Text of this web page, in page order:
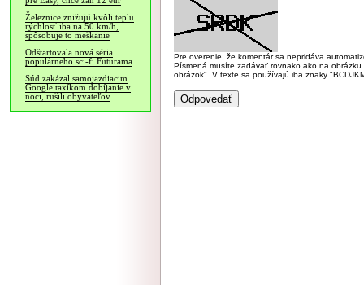
Železnice znižujú kvôli teplu
rýchlosť iba na 50 km/h,
spôsobuje to meškanie
Odštartovala nová séria
populárneho sci-fi Futurama
Súd zakázal samojazdiacim
Google taxíkom dobíjanie v
noci, rušili obyvateľov
Pre overenie, že komentár sa nepridáva
Písmená musíte zadávať rovnako ako na
obrázok". V texte sa používajú iba znaky